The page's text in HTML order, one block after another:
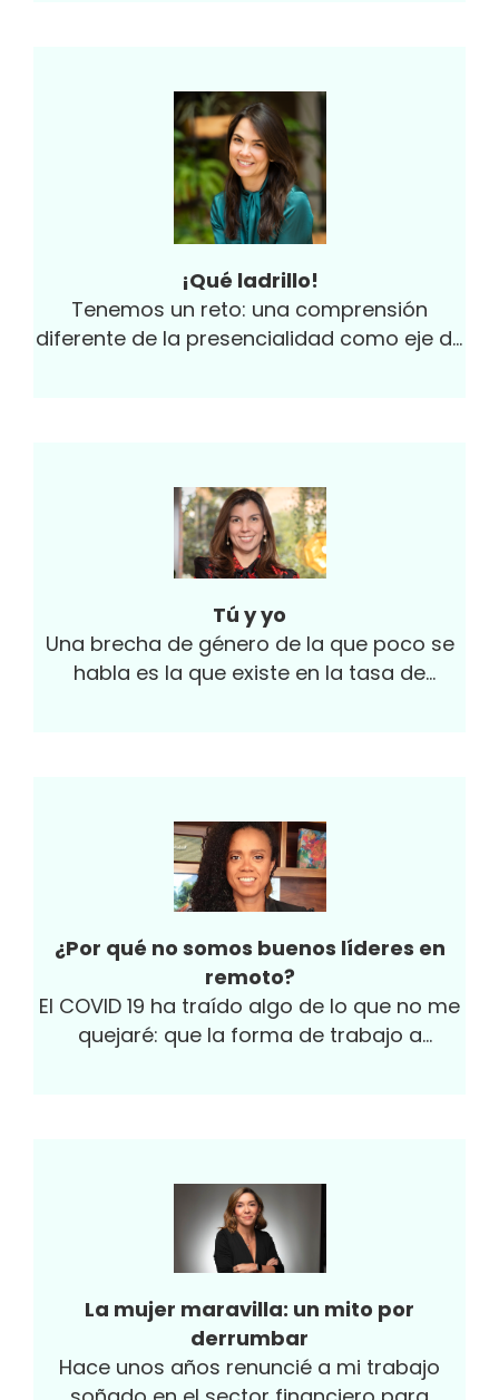
¡Qué ladrillo!
Tenemos un reto: una comprensión
diferente de la presencialidad como eje de
Tú y yo
Una brecha de género de la que poco se
habla es la que existe en la tasa de
¿Por qué no somos buenos líderes en
remoto?
El COVID 19 ha traído algo de lo que no me
quejaré: que la forma de trabajo a
La mujer maravilla: un mito por
derrumbar
Hace unos años renuncié a mi trabajo